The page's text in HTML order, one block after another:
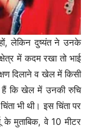
हों, लेकिन दुष्यंत ने उनके
में कदम रखा तो भाई
दिलाने व खेल में किसी
हैं कि खेल में उनकी रुचि
भी थी। इस चिंता पर
के मुताबिक, वे 10 मीटर